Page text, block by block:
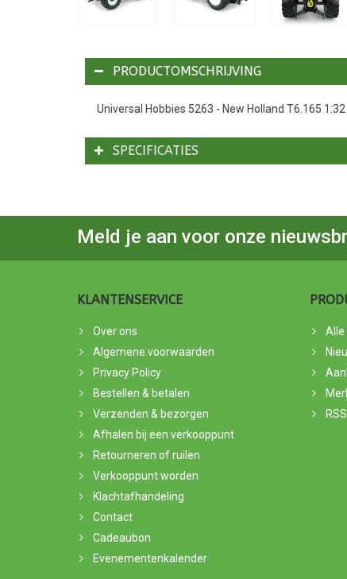
PRODUCTOMSCHRIJVING
Universal Hobbies 5263 - New Holland T6.165 1:32
SPECIFICATIES
Meld je aan voor onze
KLANTENSERVICE
Over ons
Algemene voorwaarden
Privacy Policy
Bestellen & betalen
Verzenden & bezorgen
Afhalen bij een verkooppunt
Retourneren of ruilen
Verkooppunt worden
Klachtafhandeling
Contact
Cadeaubon
Evenementenkalender
Alle